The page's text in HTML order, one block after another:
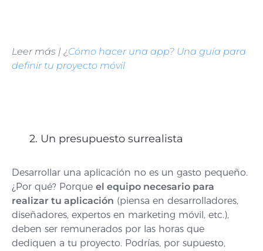
Leer más | ¿Cómo hacer una app? Una guía para
definir tu proyecto móvil
2. Un presupuesto surrealista
Desarrollar una aplicación no es un gasto pequeño.
¿Por qué? Porque el equipo necesario para
realizar tu aplicación (piensa en desarrolladores,
diseñadores, expertos en marketing móvil, etc.),
deben ser remunerados por las horas que
dediquen a tu proyecto. Podrías, por supuesto,